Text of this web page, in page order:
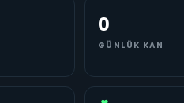
0
GÜNLÜK KAN